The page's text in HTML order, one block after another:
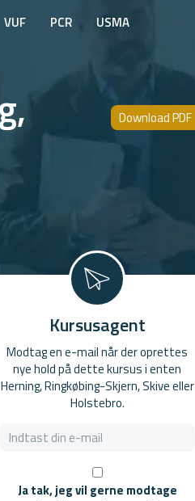
VUF PCR USMA
Download PDF
Kursusagent
Modtag en e-mail når der oprettes
nye hold på dette kursus i enten
Herning, Ringkøbing-Skjern, Skive eller
Holstebro.
Ja tak, jeg vil gerne modtage